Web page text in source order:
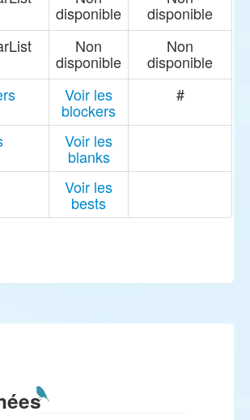
disponible
disponible
Non
disponible
Non
disponible
Voir les
blockers
#
Voir les
blanks
Voir les
bests